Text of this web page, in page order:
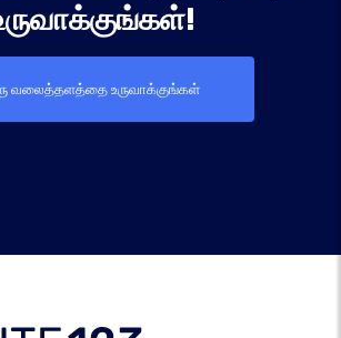
வலைத்தளத்தை உருவாக்குங்கள்